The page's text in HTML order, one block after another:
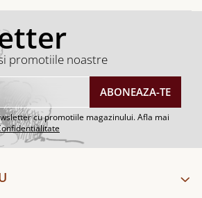
promotiile noastre
cu promotiile magazinului. Afla mai